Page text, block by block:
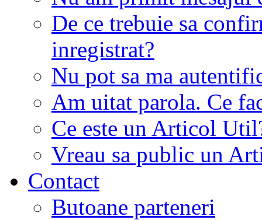
De ce trebuie sa
inregistrat?
Nu pot sa ma
Am uitat parola. Ce
Ce este un Articol
Vreau sa public un
Contact
Butoane parteneri